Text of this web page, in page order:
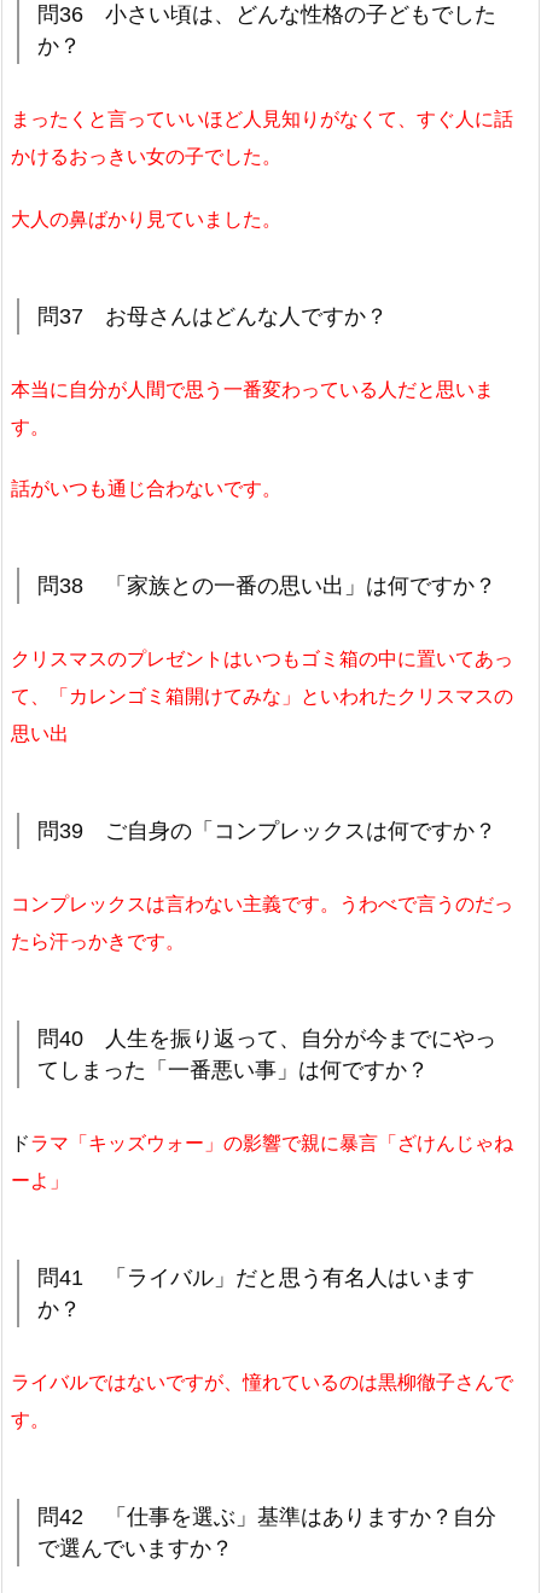
問36 小さい頃は、どんな性格の子どもでした
か？
まったくと言っていいほど人見知りがなくて、すぐ人に話
かけるおっきい女の子でした。
大人の鼻ばかり見ていました。
問37 お母さんはどんな人ですか？
本当に自分が人間で思う一番変わっている人だと思いま
す。
話がいつも通じ合わないです。
問38 「家族との一番の思い出」は何ですか？
クリスマスのプレゼントはいつもゴミ箱の中に置いてあっ
て、「カレンゴミ箱開けてみな」といわれたクリスマスの
思い出
問39 ご自身の「コンプレックスは何ですか？
コンプレックスは言わない主義です。うわべで言うのだっ
たら汗っかきです。
問40 人生を振り返って、自分が今までにやっ
てしまった「一番悪い事」は何ですか？
ドラマ「キッズウォー」の影響で親に暴言「ざけんじゃね
ーよ」
問41 「ライバル」だと思う有名人はいます
か？
ライバルではないですが、憧れているのは黒柳徹子さんで
す。
問42 「仕事を選ぶ」基準はありますか？自分
で選んでいますか？